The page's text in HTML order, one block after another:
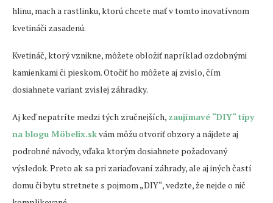
hlinu, mach a rastlinku, ktorú chcete mať v tomto inovatívnom
kvetináči zasadenú.
Kvetináč, ktorý vznikne, môžete obložiť napríklad ozdobnými
kamienkami či pieskom. Otočiť ho môžete aj zvislo, čím
dosiahnete variant zvislej záhradky.
Aj keď nepatríte medzi tých zručnejších, zaujímavé “DIY“ tipy
na blogu Möbelix.skvám môžu otvoriť obzory a nájdete aj
podrobné návody, vďaka ktorým dosiahnete požadovaný
výsledok. Preto ak sa pri zariaďovaní záhrady, ale aj iných častí
domu či bytu stretnete s pojmom „DIY“, vedzte, že nejde o nič